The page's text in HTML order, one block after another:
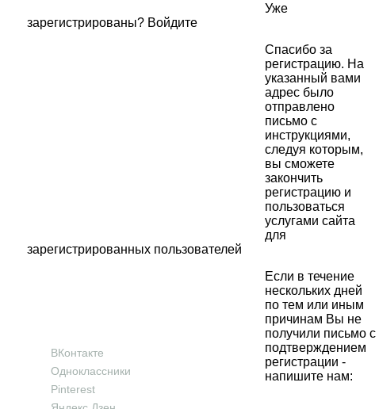
ВКонтакте
Одноклассники
Pinterest
Уже
зарегистрированы? Войдите
Спасибо за
регистрацию. На
указанный вами
адрес было
отправлено
письмо с
инструкциями,
следуя которым,
вы сможете
закончить
регистрацию и
пользоваться
услугами сайта
для
зарегистрированных пользователей
Если в течение
нескольких дней
по тем или иным
причинам Вы не
получили письмо с
подтверждением
регистрации -
напишите нам: